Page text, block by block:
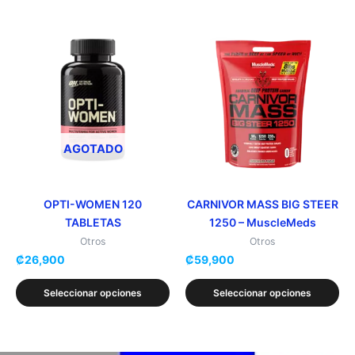
AGOTADO
OPTI-WOMEN 120
TABLETAS
Otros
₡26,900
Seleccionar opciones
producto
tiene
múltiples
variantes.
Las
opciones
elegir
en
la
de
producto
CARNIVOR MASS BIG STEER
1250 – MuscleMeds
Otros
₡59,900
Seleccionar opciones
producto
tiene
múltiples
variantes.
Las
opciones
se
elegir
en
la
de
producto